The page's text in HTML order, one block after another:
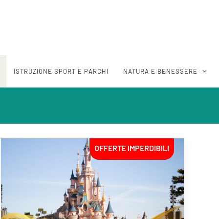
ISTRUZIONE SPORT E PARCHI NATURA E BENESSERE
OFFERTE IMPERDIBILI